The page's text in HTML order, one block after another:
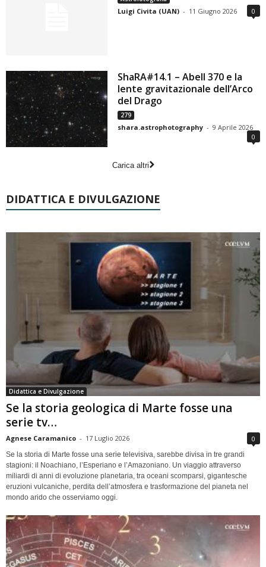
Luigi Civita (UAN) - 11 Giugno 2026 0
ShaRA#14.1 – Abell 370 e la
lente gravitazionale dell’Arco
del Drago
279
shara.astrophotography - 9 Aprile 2026
0
Carica altri
DIDATTICA E DIVULGAZIONE
Didattica e Divulgazione
Se la storia geologica di Marte fosse una
serie tv…
Agnese Caramanico - 17 Luglio 2026 0
Se la storia di Marte fosse una serie televisiva, sarebbe divisa in tre grandi
stagioni: il Noachiano, l’Esperiano e l’Amazoniano. Un viaggio attraverso
miliardi di anni di evoluzione planetaria, tra oceani scomparsi, gigantesche
eruzioni vulcaniche, perdita dell’atmosfera e trasformazione del pianeta nel
mondo arido che osserviamo oggi.